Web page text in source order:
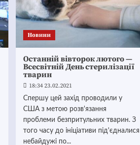
Новини
Останній вівторок лютого —
Всесвітній День стерилізації
тварин
18:34 23.02.2021
Спершу цей захід проводили у
США з метою розв'язання
проблеми безпритульних тварин. З
того часу до ініціативи під'єдналися
небайдужі по...